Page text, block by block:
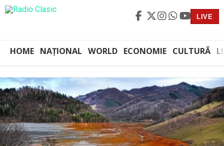
LIVE
HOME NAȚIONAL WORLD ECONOMIE CULTURĂ